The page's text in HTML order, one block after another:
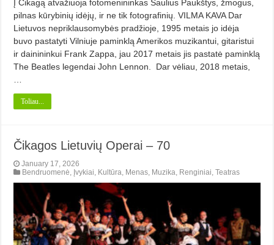
Į Čikagą atvažiuoja fotomenininkas Saulius Paukštys, žmogus,
pilnas kūrybinių idėjų, ir ne tik fotografinių. VILMA KAVA Dar
Lietuvos nepriklausomybės pradžioje, 1995 metais jo idėja
buvo pastatyti Vilniuje paminklą Amerikos muzikantui, gitaristui
ir dainininkui Frank Zappa, jau 2017 metais jis pastatė paminklą
The Beatles legendai John Lennon. Dar vėliau, 2018 metais,
Toliau...
Čikagos Lietuvių Operai – 70
January 17, 2026
Bendruomenė, Įvykiai, Kultūra, Menas, Muzika, Renginiai,Teatras